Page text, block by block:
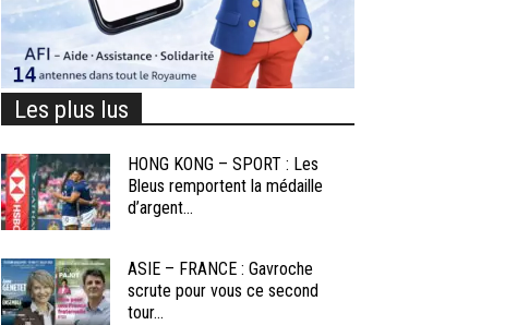
Les plus lus
HONG KONG – SPORT : Les
Bleus remportent la médaille
d’argent...
ASIE – FRANCE : Gavroche
scrute pour vous ce second
tour...